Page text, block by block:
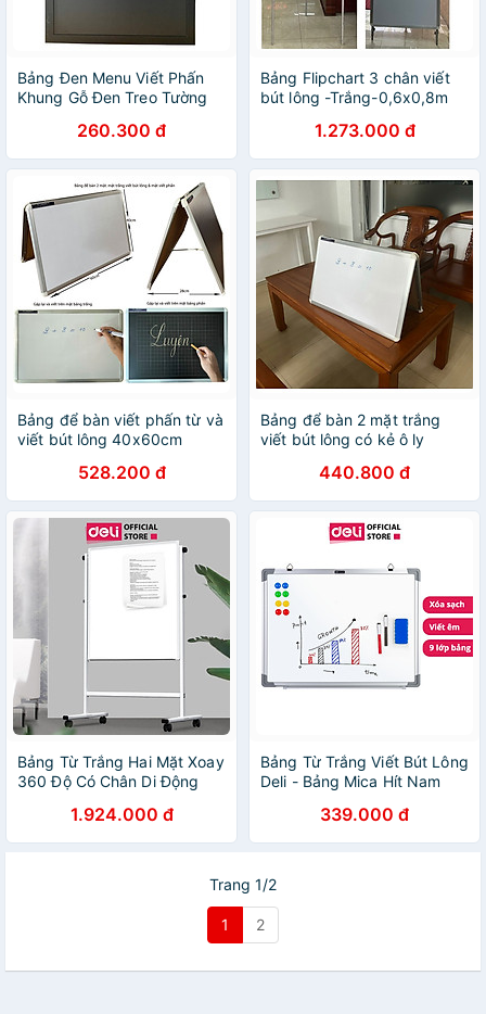
Bảng Đen Menu Viết Phấn
Khung Gỗ Đen Treo Tường
260.300 đ
Bảng Flipchart 3 chân viết
bút lông -Trắng-0,6x0,8m
1.273.000 đ
Bảng để bàn viết phấn từ và
viết bút lông 40x60cm
528.200 đ
Bảng để bàn 2 mặt trắng
viết bút lông có kẻ ô ly
440.800 đ
Bảng Từ Trắng Hai Mặt Xoay
360 Độ Có Chân Di Động
Deli - Bảng Flipchart - Phù
Hợp Trường Học, Văn Phòng
1.924.000 đ
Bảng Từ Trắng Viết Bút Lông
Deli - Bảng Mica Hít Nam
Khay Đựng - Phù Hợp Học
Sinh Văn Phòng - EV450 /
339.000 đ
Trang 1/2
1 2